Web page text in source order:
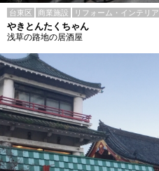
台東区 商業施設 リフォーム・インテリア
やきとんたくちゃん
浅草の路地の居酒屋